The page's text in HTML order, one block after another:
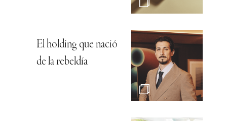
El holding que nació
de la rebeldía